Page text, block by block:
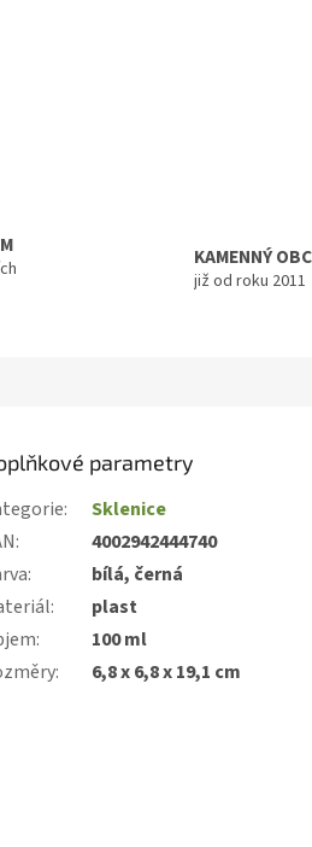
KAMENNÝ
již od roku 2011
parametry
:
Sklenice
:
4002942444740
:
bílá, černá
:
plast
:
100 ml
: 6,8 x 6,8 x 19,1 cm